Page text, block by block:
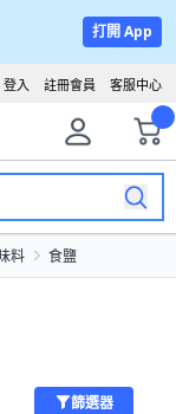
打開 App
客服中心
註冊會員
登入
料 食鹽
篩選器